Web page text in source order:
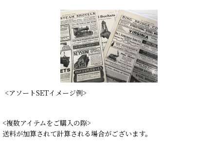
<アソートSETイメージ例>
<複数アイテムをご購入の際>
送料が加算されて計算される場合がございます。